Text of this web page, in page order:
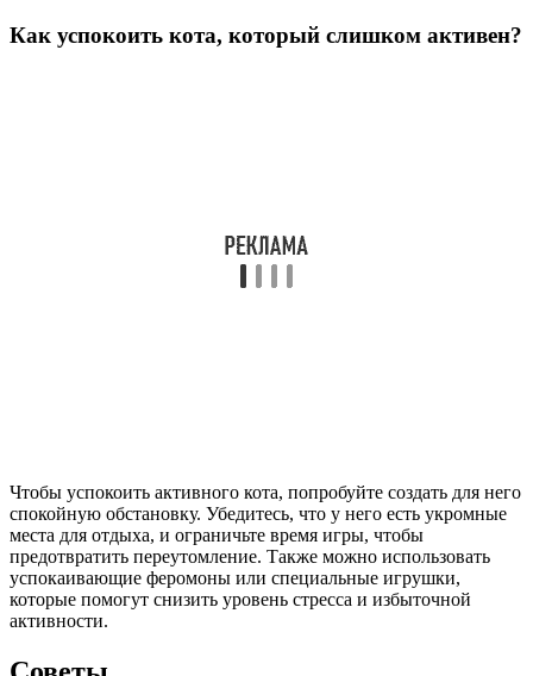
Как успокоить кота, который слишком активен?
Чтобы успокоить активного кота, попробуйте создать для него
спокойную обстановку. Убедитесь, что у него есть укромные
места для отдыха, и ограничьте время игры, чтобы
предотвратить переутомление. Также можно использовать
успокаивающие феромоны или специальные игрушки,
которые помогут снизить уровень стресса и избыточной
активности.